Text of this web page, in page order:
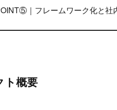
｜フレームワーク化と社
ト概要